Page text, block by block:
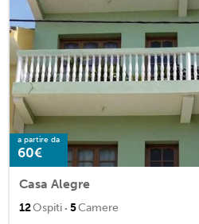
a partire da
60€
Casa Alegre
12Ospiti · 5Camere